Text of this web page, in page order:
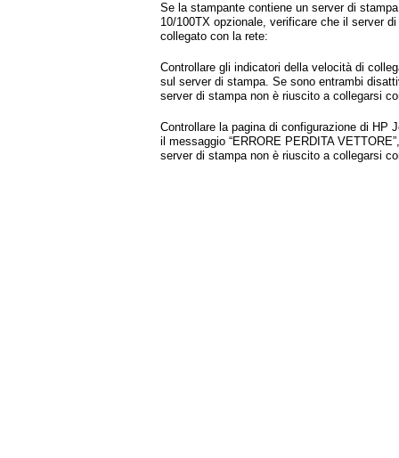
Se la stampante contiene un server di
10/100TX opzionale, verificare che il server
collegato con la rete:
Controllare gli indicatori della velocità di
sul server di stampa. Se sono entrambi
server di stampa non è riuscito a collegarsi
Controllare la pagina di configurazione di HP
il messaggio “ERRORE PERDITA
server di stampa non è riuscito a collegarsi